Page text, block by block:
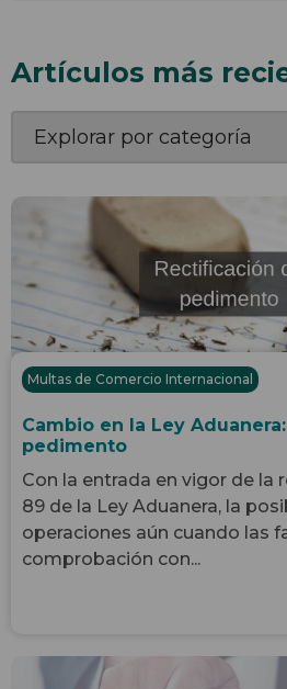
Artículos más
Multas de Comercio Internacional
Cambio en la Ley
pedimento
Con la entrada en vigor de la
89 de la Ley Aduanera, la
operaciones aún cuando las
comprobación con...